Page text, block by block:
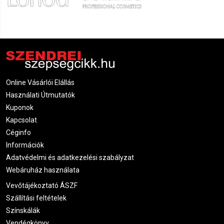
Izabella 2022.08.04. 13:52
Izabella
Izabella
Izabella 2022.08.04. 13:52
Izabella 2022.08.04. 13:52
Online Vásárlói Elállás
Használati Útmutatók
Kuponok
Kapcsolat
Céginfo
Információk
Adatvédelmi és adatkezelési szabályzat
Webáruház használata
Vevőtájékoztató ÁSZF
Szállítási feltételek
Színskálák